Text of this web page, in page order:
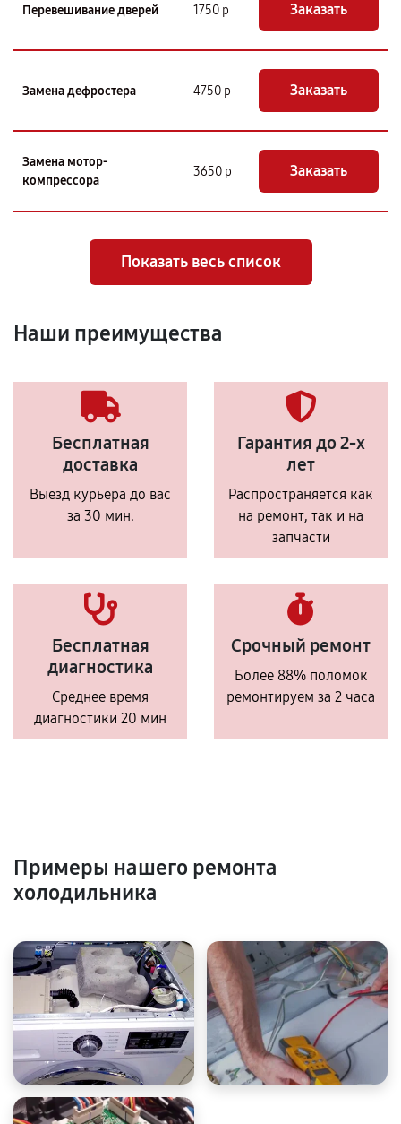
Перевешивание дверей 1750 р Заказать
Замена дефростера 4750 р Заказать
Замена мотор-
компрессора
3650 р Заказать
Показать весь список
Наши преимущества
Бесплатная
доставка
Выезд курьера до вас
за 30 мин.
Гарантия до 2-х
лет
Распространяется как
на ремонт, так и на
запчасти
Бесплатная
диагностика
Среднее время
диагностики 20 мин
Срочный ремонт
Более 88% поломок
ремонтируем за 2 часа
Примеры нашего ремонта
холодильника